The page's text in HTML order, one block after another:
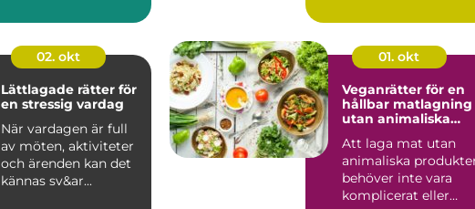
02. okt
Lättlagade rätter för
en stressig vardag
När vardagen är full
av möten, aktiviteter
och ärenden kan det
kännas sv&ar...
01. okt
Veganrätter för en
hållbar matlagning
utan animaliska
Att laga mat utan
animaliska
behöver inte vara
komplicerat eller